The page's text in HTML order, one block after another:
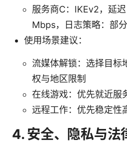
服务商C：IKEv2，延
Mbps，日志策略：部
使用场景建议：
流媒体解锁：选择目标
权与地区限制
在线游戏：优先就近服
远程工作：优先稳定性
4. 安全、隐私与法